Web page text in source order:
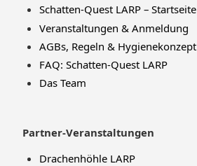
Schatten-Quest LARP – Startseite
Veranstaltungen & Anmeldung
AGBs, Regeln & Hygienekonzept
FAQ: Schatten-Quest LARP
Das Team
Partner-Veranstaltungen
Drachenhöhle LARP